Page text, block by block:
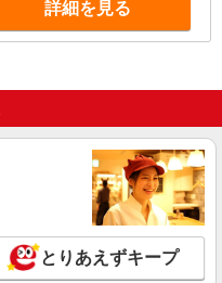
詳細を見る
とりあえずキープ